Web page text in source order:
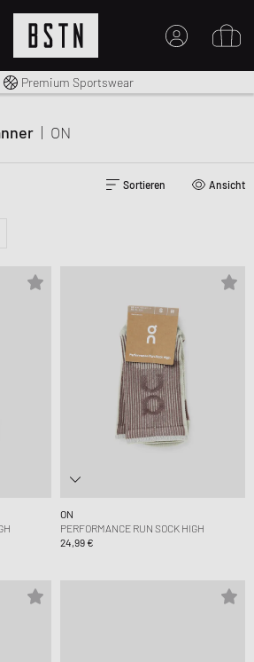
EINEN ACCOUNT ERSTELLEN
Versand nach DE ab € 70
Premium Sportswear
| ON
Sortieren Ansicht
ON
PERFORMANCE RUN SOCK HIGH
24,99 €